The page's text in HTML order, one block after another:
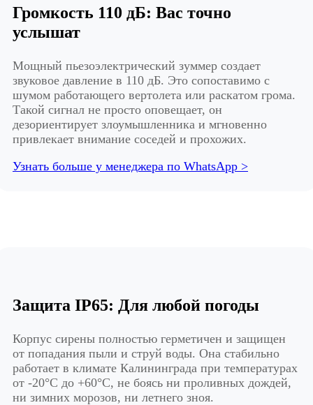
Громкость 110 дБ: Вас точно
услышат
Мощный пьезоэлектрический зуммер создает
звуковое давление в 110 дБ. Это сопоставимо с
шумом работающего вертолета или раскатом грома.
Такой сигнал не просто оповещает, он
дезориентирует злоумышленника и мгновенно
привлекает внимание соседей и прохожих.
Узнать больше у менеджера по WhatsApp >
Защита IP65: Для любой погоды
Корпус сирены полностью герметичен и защищен
от попадания пыли и струй воды. Она стабильно
работает в климате Калининграда при температурах
от -20°C до +60°C, не боясь ни проливных дождей,
ни зимних морозов, ни летнего зноя.